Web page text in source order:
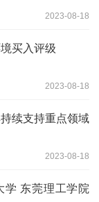
2023-08-18
买入评级
2023-08-18
续支持重点领域
2023-08-18
学 东莞理工学院